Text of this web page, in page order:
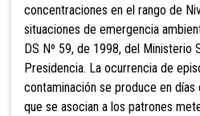
concentraciones en el rango de
situaciones de emergencia
DS Nº 59, de 1998, del Ministerio
Presidencia. La ocurrencia de
contaminación se produce en
que se asocian a los patrones